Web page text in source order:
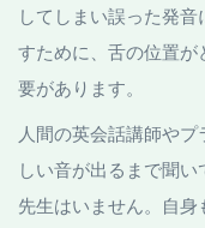
してしまい誤った発
すために、舌の位置
要があります。
人間の英会話講師や
しい音が出るまで聞
先生はいません。自